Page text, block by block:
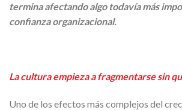
termina afectando algo todavía más
confianza organizacional.
La cultura empieza a fragmentarse sin
Uno de los efectos más complejos del